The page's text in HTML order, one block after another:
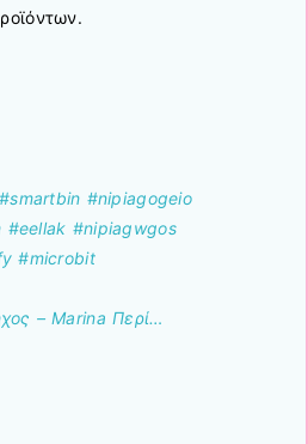
#smartbin #nipiagogeio
#eellak #nipiagwgos
#microbit
– Marina Περί…